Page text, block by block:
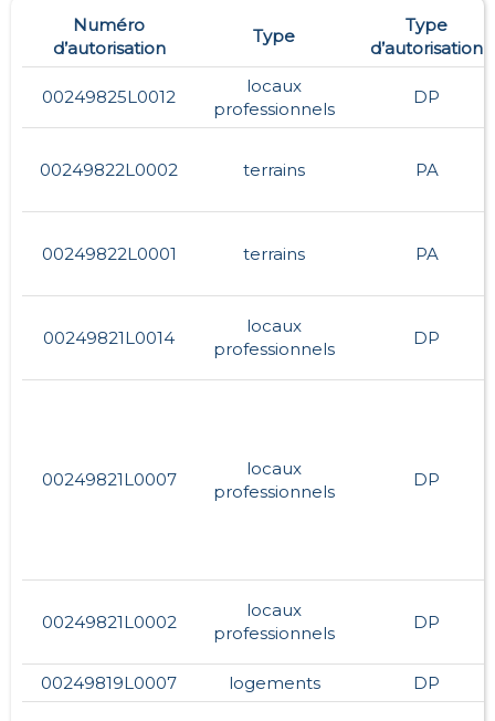
Numéro
d’autorisation
Type
Type
d’autorisation
00249825L0012
locaux
professionnels
DP
00249822L0002 terrains PA
00249822L0001 terrains PA
00249821L0014
locaux
professionnels
DP
00249821L0007
locaux
professionnels
DP
00249821L0002
locaux
professionnels
DP
00249819L0007 logements DP